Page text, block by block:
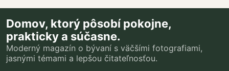
Domov, ktorý pôsobí pokojne,
prakticky a súčasne.
Moderný magazín o bývaní s väčšími fotografiami,
jasnými témami a lepšou čitateľnosťou.